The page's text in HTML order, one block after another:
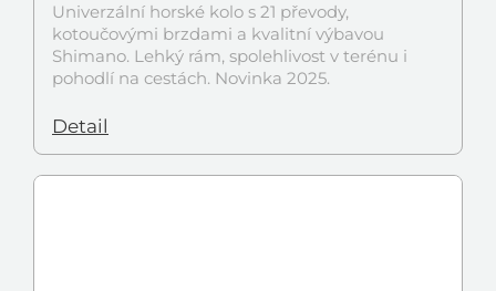
Detail
Univerzální horské kolo s 21 převody,
kotoučovými brzdami a kvalitní výbavou
Shimano. Lehký rám, spolehlivost v terénu i
pohodlí na cestách. Novinka 2025.